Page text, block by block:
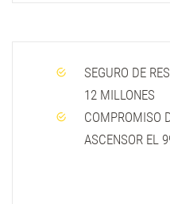
SEGURO DE
12 MILLONES
COMPROMISO
ASCENSOR EL